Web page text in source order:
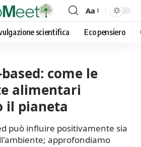
Font
Resizer
Aa
scientifica Eco pensiero
come le
alimentari
il pianeta
può influire positivamente sia
approfondiamo